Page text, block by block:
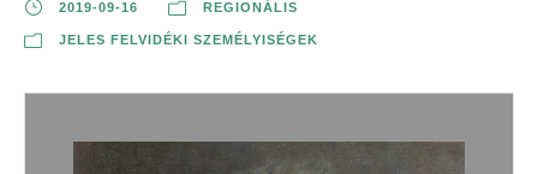
2019-09-16 REGIONÁLIS
JELES FELVIDÉKI SZEMÉLYISÉGEK